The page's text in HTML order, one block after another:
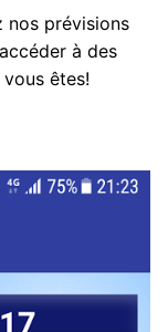
nos prévisions
à des
êtes!